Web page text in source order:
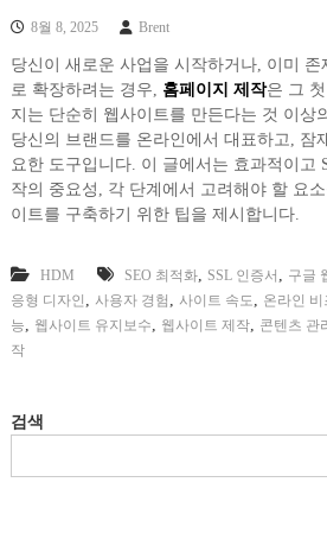
8월 8, 2025 Brent
당신이 새로운 사업을 시작하거나, 이미
로 확장하려는 경우, 홈페이지 제작은 그
지는 단순히 웹사이트를 만든다는 것 이상
당신의 브랜드를 온라인에서 대표하고, 잠
요한 도구입니다. 이 글에서는 효과적이고
작의 중요성, 각 단계에서 고려해야 할 요
이트를 구축하기 위한 팁을 제시합니다.
HDM SEO 최적화, SSL 인증서 , 구글
응형 디자인 , 사용자 경험 , 사이트 속도, 온라인 비
능, 웹사이트 유지보수, 웹사이트 제작, 콘텐츠 관
작
검색